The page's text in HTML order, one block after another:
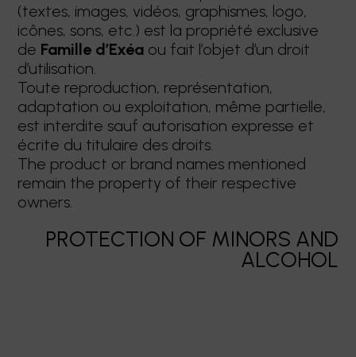
(textes, images, vidéos, graphismes, logo,
icônes, sons, etc.) est la propriété exclusive
de Famille d’Exéa ou fait l’objet d’un droit
d’utilisation.
Toute reproduction, représentation,
adaptation ou exploitation, même partielle,
est interdite sauf autorisation expresse et
écrite du titulaire des droits.
The product or brand names mentioned
remain the property of their respective
owners.
PROTECTION OF MINORS AND
ALCOHOL